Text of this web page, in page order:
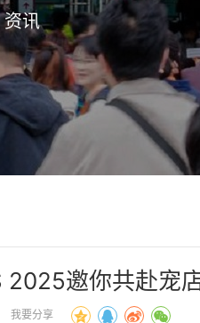
资讯
邀你共赴宠
我要分享